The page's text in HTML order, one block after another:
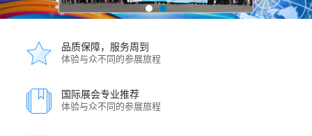
品质保障，服务周到
体验与众不同的参展旅程
国际展会专业推荐
体验与众不同的参展旅程